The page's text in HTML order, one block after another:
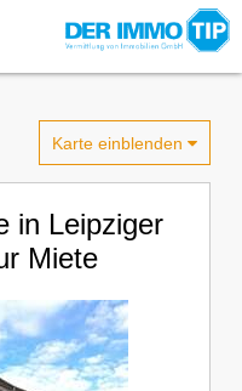
Karte einblenden
in Leipziger
Miete